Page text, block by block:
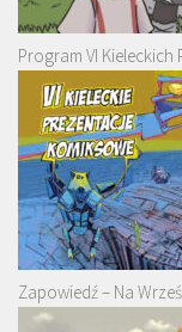
Program VI
Zapowiedź – Na